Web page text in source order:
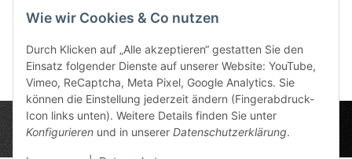
Wie wir Cookies & Co nutzen
Durch Klicken auf „Alle akzeptieren“ gestatten Sie den
Einsatz folgender Dienste auf unserer Website: YouTube,
Vimeo, ReCaptcha, Meta Pixel, Google Analytics. Sie
können die Einstellung jederzeit ändern (Fingerabdruck-
Icon links unten). Weitere Details finden Sie unter
Konfigurieren und in unserer Datenschutzerklärung.